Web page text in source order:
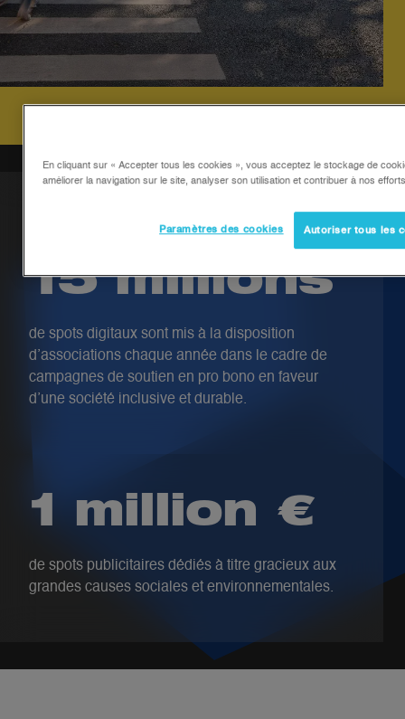
15 millions
de spots digitaux sont mis à la disposition
d’associations chaque année dans le cadre de
campagnes de soutien en pro bono en faveur
d’une société inclusive et durable.
1 million €
de spots publicitaires dédiés à titre gracieux aux
grandes causes sociales et environnementales.
En cliquant sur « Accepter tous les cookies », vous acceptez le stockage de
améliorer la navigation sur le site, analyser son utilisation et contribuer à nos
Paramètres des cookies Autoriser tous les